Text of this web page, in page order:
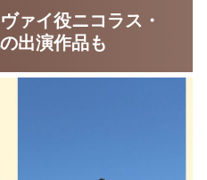
ァイ役ニコラス・
出演作品も